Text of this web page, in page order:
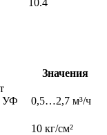
10.4
Значения
УФ
0,5…2,7 м³/ч
10 кг/см²